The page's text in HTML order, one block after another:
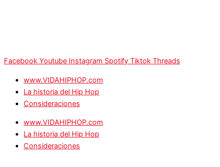
Facebook Youtube Instagram Spotify Tiktok Threads
www.VIDAHIPHOP.com
La historia del Hip Hop
Consideraciones
www.VIDAHIPHOP.com
La historia del Hip Hop
Consideraciones